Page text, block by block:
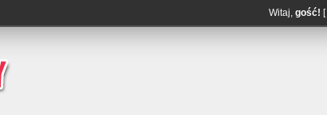
Witaj, gość! [